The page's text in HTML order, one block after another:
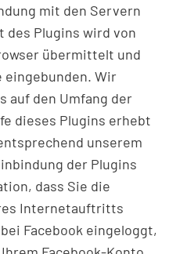
mit den Servern
des Plugins wird von
übermittelt und
eingebunden. Wir
auf den Umfang der
dieses Plugins erhebt
unserem
der Plugins
dass Sie die
Internetauftritts
Facebook eingeloggt,